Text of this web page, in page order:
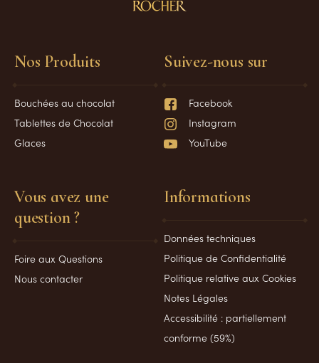
Nos Produits
Bouchées au chocolat
Tablettes de Chocolat
Glaces
Vous avez une
question ?
Foire aux Questions
Nous contacter
Informations
Données techniques
Politique de Confidentialité
Politique relative aux Cookies
Notes Légales
Accessibilité : partiellement
conforme (59%)
Suivez-nous sur
Facebook
Instagram
YouTube